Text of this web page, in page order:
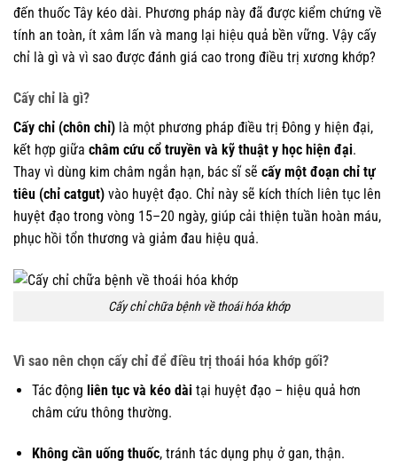
đến thuốc Tây kéo dài. Phương pháp này đã được kiểm chứng về
tính an toàn, ít xâm lấn và mang lại hiệu quả bền vững. Vậy cấy
chỉ là gì và vì sao được đánh giá cao trong điều trị xương khớp?
Cấy chỉ là gì?
Cấy chỉ (chôn chỉ) là một phương pháp điều trị Đông y hiện đại,
kết hợp giữa châm cứu cổ truyền và kỹ thuật y học hiện đại.
Thay vì dùng kim châm ngắn hạn, bác sĩ sẽ cấy một đoạn chỉ tự
tiêu (chỉ catgut) vào huyệt đạo. Chỉ này sẽ kích thích liên tục lên
huyệt đạo trong vòng 15–20 ngày, giúp cải thiện tuần hoàn máu,
phục hồi tổn thương và giảm đau hiệu quả.
Cấy chỉ chữa bệnh về thoái hóa khớp
Vì sao nên chọn cấy chỉ để điều trị thoái hóa khớp gối?
Tác động liên tục và kéo dàitại huyệt đạo – hiệu quả hơn
châm cứu thông thường.
Không cần uống thuốc, tránh tác dụng phụ ở gan, thận.